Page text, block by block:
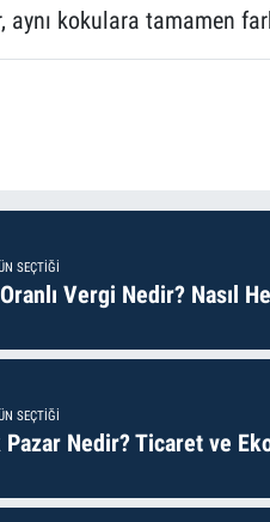
kokulara tamamen
SEÇTIĞI
Vergi Nedir? Nasıl
SEÇTIĞI
Pazar Nedir? Ticaret ve